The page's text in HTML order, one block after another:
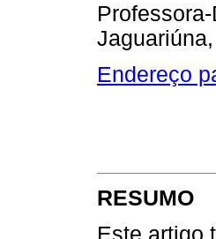
Endereço
RESUMO
Este artigo